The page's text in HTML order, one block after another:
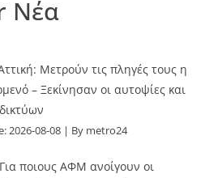
Νέα
Μετρούν τις πληγές τους η
– Ξεκίνησαν οι αυτοψίες και
2026-08-08 By metro24
ποιους ΑΦΜ ανοίγουν οι